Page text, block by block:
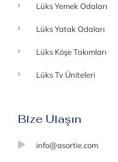
Lüks Yemek Odaları
Lüks Yatak Odaları
Lüks Köşe Takımları
Lüks Tv Üniteleri
Bize Ulaşın
info@asortie.com